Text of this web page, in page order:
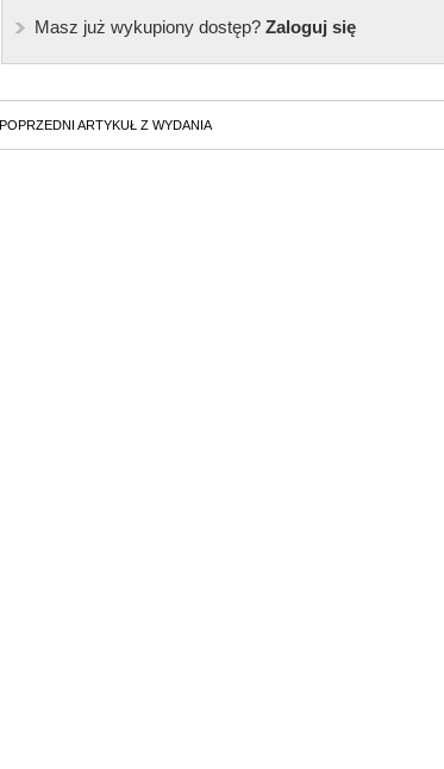
Masz już wykupiony dostęp?Zaloguj się
POPRZEDNI ARTYKUŁ Z WYDANIA